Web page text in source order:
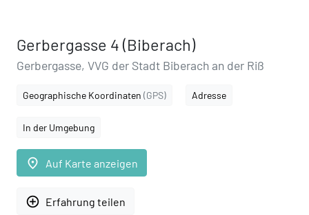
Gerbergasse 4 (Biberach)
Gerbergasse, VVG der Stadt Biberach an der Riß
Geographische Koordinaten (GPS) Adresse
In der Umgebung
place Auf Karte anzeigen
add_circle_outline Erfahrung teilen